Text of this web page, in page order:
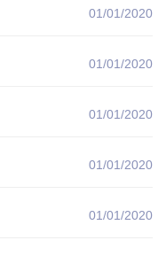
01/01/2020
01/01/2020
01/01/2020
01/01/2020
01/01/2020